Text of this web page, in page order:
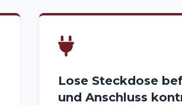
Lose Steckdose
und Anschluss